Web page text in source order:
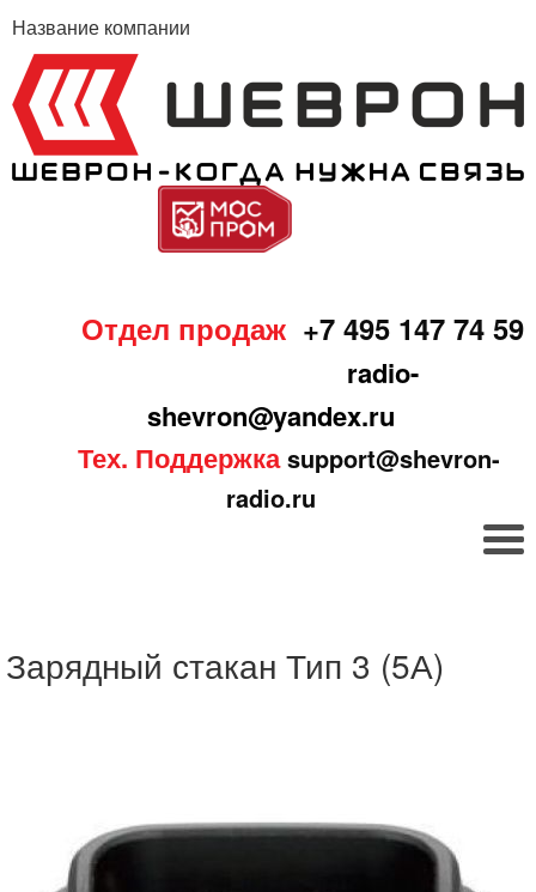
Название компании
Отдел продаж +7 495 147 74 59
radio-
shevron@yandex.ru
Тех. Поддержка support@shevron-
radio.ru
Зарядный стакан Тип 3 (5А)